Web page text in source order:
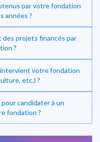
par votre fondation
années ?
des projets financés par
?
intervient votre fondation
etc.) ?
candidater à un
fondation ?